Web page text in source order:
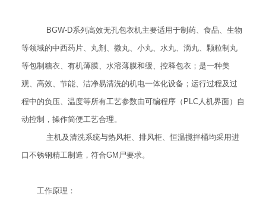
BGW-D系列高效无孔包衣机主要适用于制药、食品、生物
等领域的中西药片、丸剂、微丸、小丸、水丸、滴丸、颗粒制丸
等包制糖衣、有机薄膜、水溶薄膜和缓、控释包衣；是一种美
观、高效、节能、洁净易清洗的机电一体化设备；运行过程及过
程中的负压、温度等所有工艺参数由可编程序（PLC人机界面）自
动控制，操作简便工艺合理。
主机及清洗系统与热风柜、排风柜、恒温搅拌桶均采用进
口不锈钢精工制造，符合GM尸要求。
工作原理：